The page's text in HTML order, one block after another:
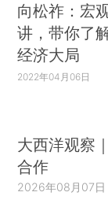
向松祚：宏
讲，带你了
经济大局
2022年04月06日
大西洋观察
合作
2026年08月07日